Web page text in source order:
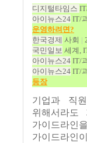
디지털타임스
아이뉴스24 IT/
운영하려면?
한국경제 사회 |
국민일보 세계 ,
아이뉴스24 IT/
아이뉴스24 IT/
등장
기업과 직
위해서라
가이드라
가이드라인